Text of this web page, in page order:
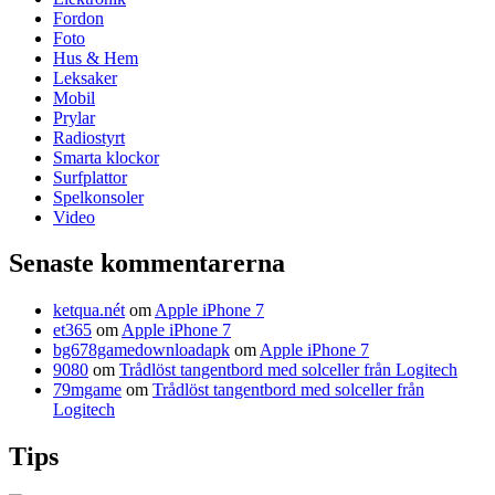
Fordon
Foto
Hus & Hem
Leksaker
Mobil
Prylar
Radiostyrt
Smarta klockor
Surfplattor
Spelkonsoler
Video
Senaste kommentarerna
ketqua.nét om Apple iPhone 7
et365 om Apple iPhone 7
bg678gamedownloadapk om Apple iPhone 7
9080 om Trådlöst tangentbord med solceller från Logitech
79mgame om Trådlöst tangentbord med solceller från
Logitech
Tips